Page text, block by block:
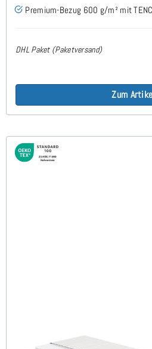
Premium-Bezug 600 g/m² mit
DHL Paket (Paketversand)
Zum